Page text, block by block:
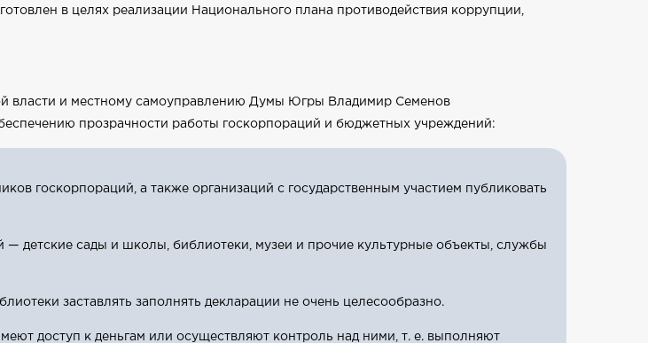
в целях реализации Национального плана противодействия коррупции,
власти и местному самоуправлению Думы Югры Владимир Семенов
прозрачности работы госкорпораций и бюджетных учреждений:
госкорпораций, а также организаций с государственным участием публиковать
детские сады и школы, библиотеки, музеи и прочие культурные объекты, службы
заставлять заполнять декларации не очень целесообразно.
доступ к деньгам или осуществляют контроль над ними, т. е. выполняют